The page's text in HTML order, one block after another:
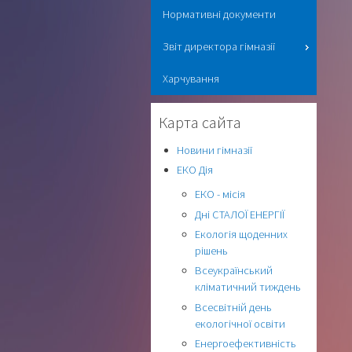
Нормативні документи
Звіт директора гімназії
Харчування
Карта сайта
Новини гімназії
ЕКО Дія
ЕКО - місія
Дні СТАЛОЇ ЕНЕРГІЇ
Екологія щоденних
рішень
Всеукраїнський
кліматичний тиждень
Всесвітній день
екологічної освіти
Енергоефективність